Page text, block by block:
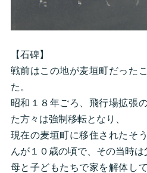
【石碑】
戦前はこの地が麦垣町だった
た。
昭和１８年ごろ、飛行場拡張
た方々は強制移転となり、
現在の麦垣町に移住されたそ
んが１０歳の頃で、その当時は
母と子どもたちで家を解体し